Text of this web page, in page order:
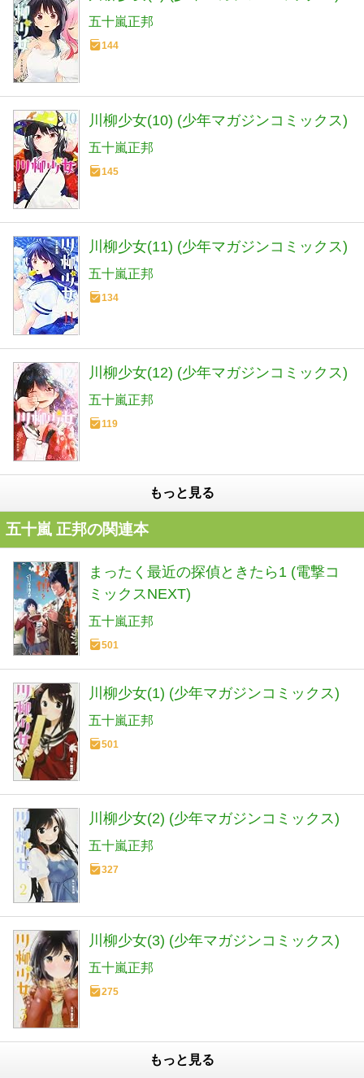
五十嵐正邦
144
川柳少女(10) (少年マガジンコミックス)
五十嵐正邦
145
川柳少女(11) (少年マガジンコミックス)
五十嵐正邦
134
川柳少女(12) (少年マガジンコミックス)
五十嵐正邦
119
もっと見る
五十嵐 正邦の関連本
まったく最近の探偵ときたら1 (電撃コ
ミックスNEXT)
五十嵐正邦
501
川柳少女(1) (少年マガジンコミックス)
五十嵐正邦
501
川柳少女(2) (少年マガジンコミックス)
五十嵐正邦
327
川柳少女(3) (少年マガジンコミックス)
五十嵐正邦
275
もっと見る